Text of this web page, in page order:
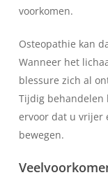
voorkomen.
Osteopathie kan
Wanneer het
blessure zich al
Tijdig behandelen
ervoor dat u vrijer
bewegen.